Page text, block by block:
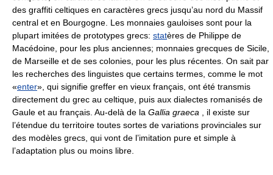
des graffiti celtiques en caractères grecs jusqu’au nord du Massif
central et en Bourgogne. Les monnaies gauloises sont pour la
plupart imitées de prototypes grecs: statères de Philippe de
Macédoine, pour les plus anciennes; monnaies grecques de Sicile,
de Marseille et de ses colonies, pour les plus récentes. On sait par
les recherches des linguistes que certains termes, comme le mot
«enter», qui signifie greffer en vieux français, ont été transmis
directement du grec au celtique, puis aux dialectes romanisés de
Gaule et au français. Au-delà de la Gallia graeca , il existe sur
l’étendue du territoire toutes sortes de variations provinciales sur
des modèles grecs, qui vont de l’imitation pure et simple à
l’adaptation plus ou moins libre.